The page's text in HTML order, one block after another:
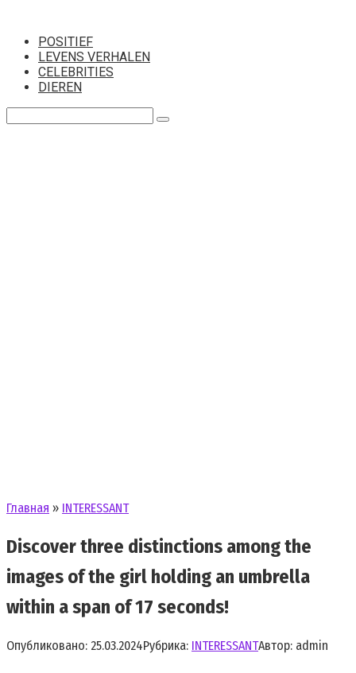
контентуPOSITIEF
LEVENS VERHALEN
CELEBRITIES
DIEREN
Главная » INTERESSANT
Discover three distinctions among the
images of the girl holding an umbrella
within a span of 17 seconds!
Опубликовано: 25.03.2024Рубрика: INTERESSANTАвтор: admin